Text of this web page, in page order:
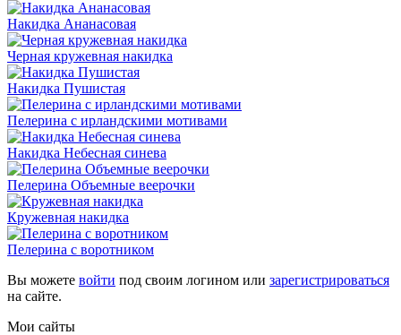
Накидка Ананасовая
Черная кружевная накидка
Накидка Пушистая
Пелерина с ирландскими мотивами
Накидка Небесная синева
Пелерина Объемные веерочки
Кружевная накидка
Пелерина с воротником
Вы можете войти под своим логином или зарегистрироваться
на сайте.
Мои сайты